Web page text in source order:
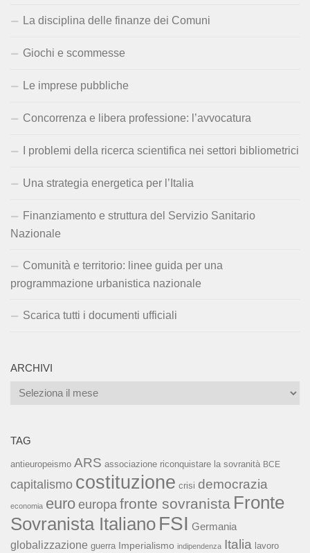
La disciplina delle finanze dei Comuni
Giochi e scommesse
Le imprese pubbliche
Concorrenza e libera professione: l’avvocatura
I problemi della ricerca scientifica nei settori bibliometrici
Una strategia energetica per l’Italia
Finanziamento e struttura del Servizio Sanitario
Nazionale
Comunità e territorio: linee guida per una
programmazione urbanistica nazionale
Scarica tutti i documenti ufficiali
ARCHIVI
Archivi
TAG
antieuropeismo ARS associazione riconquistare la sovranità BCE
capitalismo costituzione crisi democrazia
economia euro europa fronte sovranista Fronte
Sovranista Italiano FSI Germania
globalizzazione guerra Imperialismo indipendenza Italia lavoro